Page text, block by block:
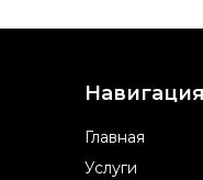
Навигация
Главная
Услуги